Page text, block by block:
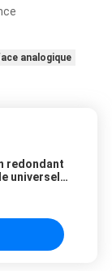
analogique
redondant
universel